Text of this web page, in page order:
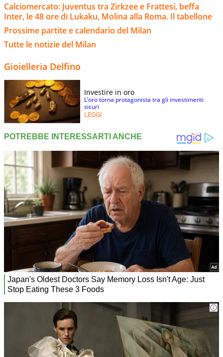
Calciomercato: Juventus tra Zirkzee e Frattesi, beffa
Inter, le 48 ore di Lukaku, Molina alla Roma. Il tabellone
Prossime partite e calendario del Milan
Tutte le notizie del Milan
Gioielleria Delfino
Investire in oro
L’oro torna protagonista tra gli investimenti
sicuri
LEGGI